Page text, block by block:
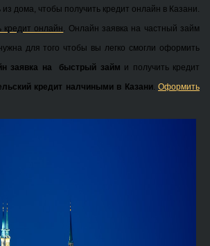
дома, чтобы получить кредит онлайн в Казани.
кредит онлайн. Онлайн заявка на частный займ
для того чтобы вы легко смогли оформить
заявка на быстрый займ и получить кредит
кредит налчиными в Казани.Оформить